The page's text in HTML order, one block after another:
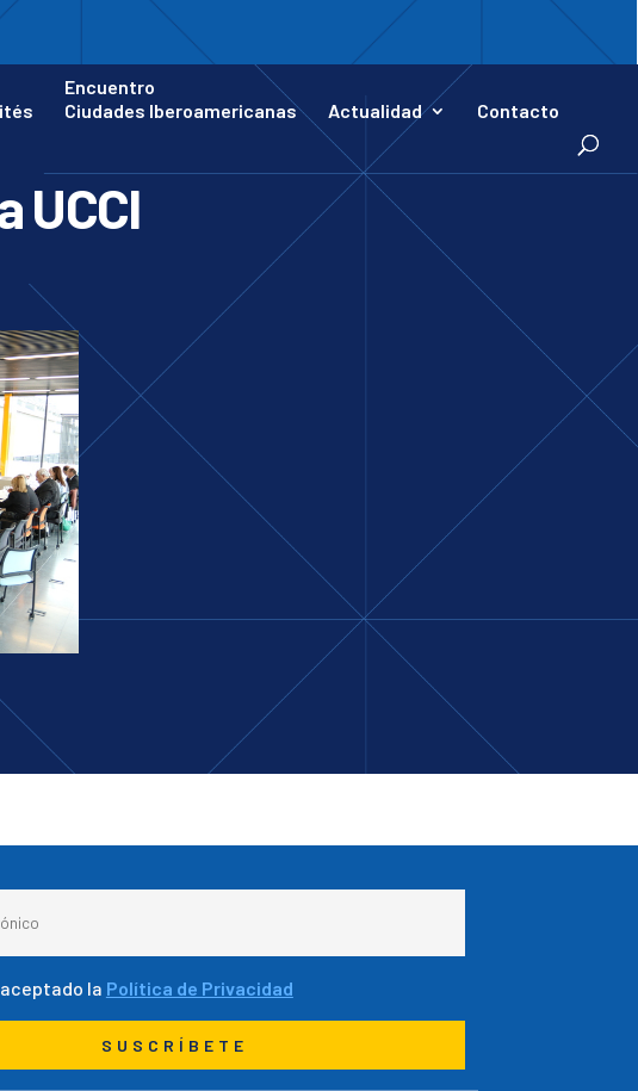
Encuentro
Ciudades Iberoamericanas
Actualidad Contacto
UCCI
la Política de Privacidad